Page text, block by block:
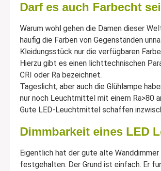
Darf es auch Farbecht
Warum wohl gehen die Damen dieser
häufig die Farben von Gegenständen
Kleidungsstück nur die verfügbaren
Hierzu gibt es einen lichttechnischen
CRI oder Ra bezeichnet.
Tageslicht, aber auch die Glühlampe
nur noch Leuchtmittel mit einem Ra>80
Gute LED-Leuchtmittel schaffen
Dimmbarkeit eines LED
Eigentlich hat der gute alte
festgehalten. Der Grund ist einfach. Er